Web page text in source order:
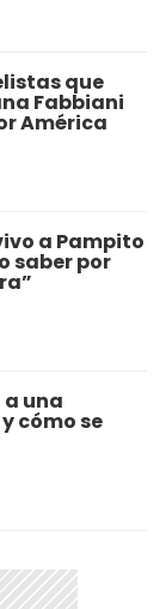
que
Fabbiani
América
a Pampito
saber por
a una
cómo se